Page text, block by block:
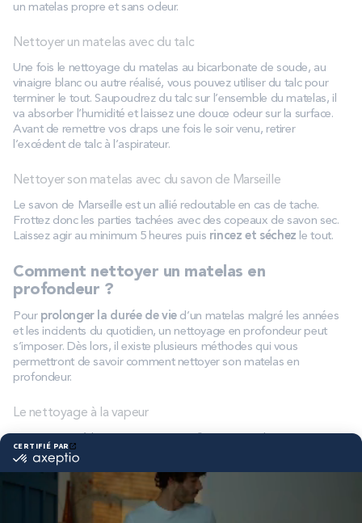
un matelas propre et sans odeur.
Nettoyer un matelas avec du talc
Une fois le nettoyage du matelas au bicarbonate de soude, au
vinaigre blanc ou autre réalisé, vous pouvez utiliser du talc pour
terminer le tout. Saupoudrez du talc sur l’ensemble du matelas, il
va absorber l’humidité et laissez une douce odeur sur la surface.
Avant de remettre vos draps une fois le soir venu, retirer
l’excédent de talc à l’aspirateur.
Nettoyer son matelas avec du savon de Marseille
Le savon de Marseille est un allié redoutable en cas de tache.
Frottez donc les parties tachées avec des copeaux de savon sec.
Laissez agir au minimum 5 heures puis rincez et séchez le tout.
Comment nettoyer un matelas en
profondeur ?
Pour prolonger la durée de vied’un matelas malgré les années
et les incidents du quotidien, un nettoyage en profondeur peut
s’imposer. Dès lors, il existe plusieurs méthodes qui vous
permettront de savoir comment nettoyer son matelas en
profondeur.
Le nettoyage à la vapeur
Le nettoyage à la vapeur est un excellent moyen de trouver
comment nettoyer son matelas en profondeur. La vapeur a en
effet des propriétés désinfectantes, c’est parfait pour lutter contre
les acariens. C’est à l’aide d’unnettoyeur vapeur
pourrez redonner une seconde vie à votre matelas. Passez
l’ensemble de la surface à la vapeur et laissez parfaitement sécher